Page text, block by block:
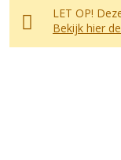
LET OP!
Bekijk hier